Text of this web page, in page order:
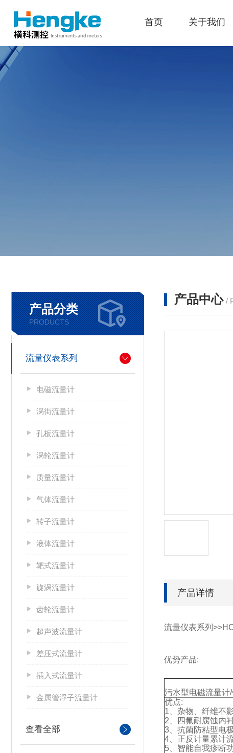
首页 关于我们
产品分类
PRODUCTS
流量仪表系列
电磁流量计
涡街流量计
孔板流量计
涡轮流量计
质量流量计
气体流量计
转子流量计
液体流量计
靶式流量计
旋涡流量计
齿轮流量计
超声波流量计
差压式流量计
插入式流量计
金属管浮子流量计
查看全部
产品中心 /
产品详情
流量仪表系列
优势产品:
污水型电磁流量
优点:
1、杂物、纤维不
2、四氟耐腐蚀内
3、抗菌防粘型电
4、正反计量累计
5、智能自我疹断